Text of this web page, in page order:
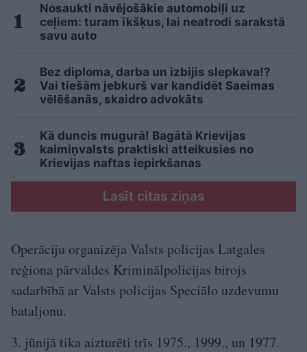
Nosaukti nāvējošākie automobiļi uz
ceļiem: turam īkšķus, lai neatrodi sarakstā
savu auto
Bez diploma, darba un izbijis slepkava!?
Vai tiešām jebkurš var kandidēt Saeimas
vēlēšanās, skaidro advokāts
Kā duncis mugurā! Bagātā Krievijas
kaimiņvalsts praktiski atteikusies no
Krievijas naftas iepirkšanas
Lasīt citas ziņas
Operāciju organizēja Valsts policijas Latgales
reģiona pārvaldes Kriminālpolicijas birojs
sadarbībā ar Valsts policijas Speciālo uzdevumu
bataljonu.
3. jūnijā tika aizturēti trīs 1975., 1999., un 1977.